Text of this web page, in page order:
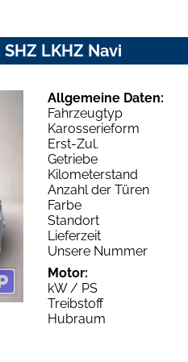
LKHZ Navi
Allgemeine Daten:
Fahrzeugtyp
Karosserieform
Erst-Zul.
Getriebe
Kilometerstand
Anzahl der Türen
Farbe
Standort
Lieferzeit
Unsere Nummer
Motor:
kW / PS
Treibstoff
Hubraum